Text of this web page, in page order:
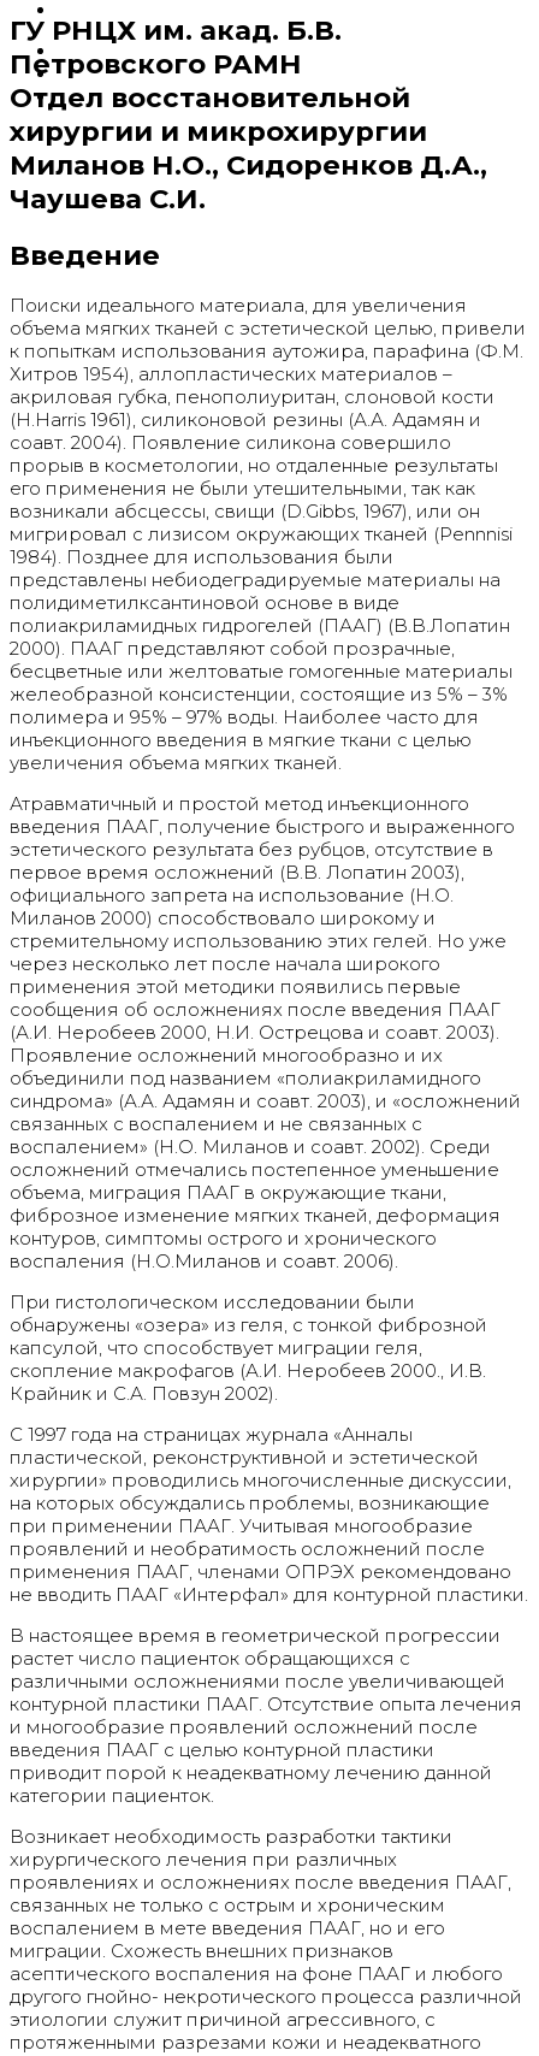
ГУ РНЦХ им. акад. Б.В.
Петровского РАМН
Отдел восстановительной
хирургии и микрохирургии
Миланов Н.О., Сидоренков Д.А.,
Чаушева С.И.
Введение
Поиски идеального материала, для увеличения
объема мягких тканей с эстетической целью, привели
к попыткам использования аутожира, парафина (Ф.М.
Хитров 1954), аллопластических материалов –
акриловая губка, пенополиуритан, слоновой кости
(H.Harris 1961), силиконовой резины (А.А. Адамян и
соавт. 2004). Появление силикона совершило
прорыв в косметологии, но отдаленные результаты
его применения не были утешительными, так как
возникали абсцессы, свищи (D.Gibbs, 1967), или он
мигрировал с лизисом окружающих тканей (Pennnisi
1984). Позднее для использования были
представлены небиодеградируемые материалы на
полидиметилксантиновой основе в виде
полиакриламидных гидрогелей (ПААГ) (В.В.Лопатин
2000). ПААГ представляют собой прозрачные,
бесцветные или желтоватые гомогенные материалы
желеобразной консистенции, состоящие из 5% – 3%
полимера и 95% – 97% воды. Наиболее часто для
инъекционного введения в мягкие ткани с целью
увеличения объема мягких тканей.
Атравматичный и простой метод инъекционного
введения ПААГ, получение быстрого и выраженного
эстетического результата без рубцов, отсутствие в
первое время осложнений (В.В. Лопатин 2003),
официального запрета на использование (Н.О.
Миланов 2000) способствовало широкому и
стремительному использованию этих гелей. Но уже
через несколько лет после начала широкого
применения этой методики появились первые
сообщения об осложнениях после введения ПААГ
(А.И. Неробеев 2000, Н.И. Острецова и соавт. 2003).
Проявление осложнений многообразно и их
объединили под названием «полиакриламидного
синдрома» (А.А. Адамян и соавт. 2003), и «осложнений
связанных с воспалением и не связанных с
воспалением» (Н.О. Миланов и соавт. 2002). Среди
осложнений отмечались постепенное уменьшение
объема, миграция ПААГ в окружающие ткани,
фиброзное изменение мягких тканей, деформация
контуров, симптомы острого и хронического
воспаления (Н.О.Миланов и соавт. 2006).
При гистологическом исследовании были
обнаружены «озера» из геля, с тонкой фиброзной
капсулой, что способствует миграции геля,
скопление макрофагов (А.И. Неробеев 2000., И.В.
Крайник и С.А. Повзун 2002).
С 1997 года на страницах журнала «Анналы
пластической, реконструктивной и эстетической
хирургии» проводились многочисленные дискуссии,
на которых обсуждались проблемы, возникающие
при применении ПААГ. Учитывая многообразие
проявлений и необратимость осложнений после
применения ПААГ, членами ОПРЭХ рекомендовано
не вводить ПААГ «Интерфал» для контурной пластики.
В настоящее время в геометрической прогрессии
растет число пациенток обращающихся с
различными осложнениями после увеличивающей
контурной пластики ПААГ. Отсутствие опыта лечения
и многообразие проявлений осложнений после
введения ПААГ с целью контурной пластики
приводит порой к неадекватному лечению данной
категории пациенток.
Возникает необходимость разработки тактики
хирургического лечения при различных
проявлениях и осложнениях после введения ПААГ,
связанных не только с острым и хроническим
воспалением в мете введения ПААГ, но и его
миграции. Схожесть внешних признаков
асептического воспаления на фоне ПААГ и любого
другого гнойно- некротического процесса различной
этиологии служит причиной агрессивного, с
протяженными разрезами кожи и неадекватного